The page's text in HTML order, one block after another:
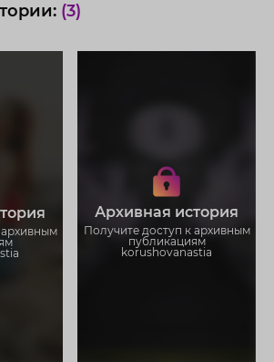
(3)
архивным
рекламу
без
Архивная история
Получите доступ к архивным
публикациям
korushovanastia
Получите доступ к архивным
историям korushovanastia
Не отвлекайтесь на рекламу
Загружайте истории без
ограничений